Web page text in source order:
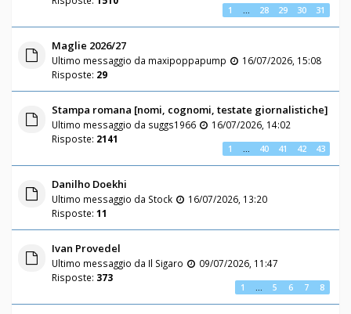
1 28 29 30 31
Maglie 2026/27
Ultimo messaggio da maxipoppapump
16/07/2026, 15:08
Risposte: 29
Stampa romana [nomi, cognomi, testate giornalistiche]
Ultimo messaggio da suggs1966
16/07/2026, 14:02
Risposte: 2141
1 40 41 42 43
Danilho Doekhi
Ultimo messaggio da Stock
16/07/2026, 13:20
Risposte: 11
Ivan Provedel
Ultimo messaggio da Il Sigaro
09/07/2026, 11:47
Risposte: 373
1 5 6 7 8